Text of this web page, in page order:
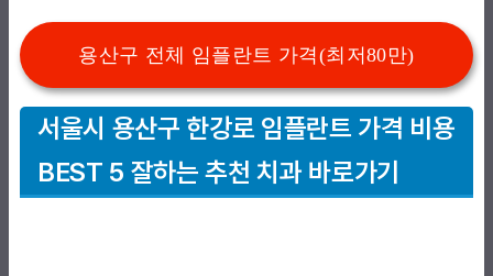
용산구 전체 임플란트 가격(최저80만)
서울시 용산구 한강로 임플란트 가격 비용
BEST 5 잘하는 추천 치과 바로가기